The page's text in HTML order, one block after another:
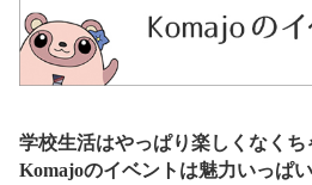
学校生活はやっぱり楽しくなくち
Komajoのイベントは魅力いっぱい